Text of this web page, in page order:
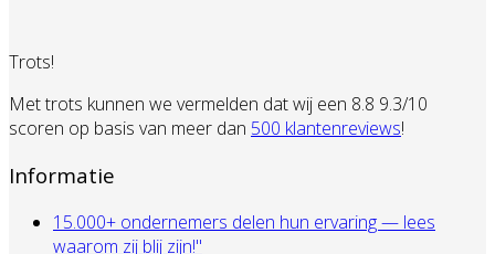
Trots!
Met trots kunnen we vermelden dat wij een 8.8 9.3/10
scoren op basis van meer dan 500 klantenreviews!
Informatie
15.000+ ondernemers delen hun ervaring — lees
waarom zij blij zijn!"